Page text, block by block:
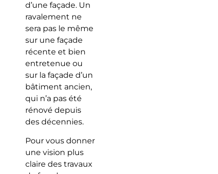
d’une façade. Un
ravalement ne
sera pas le même
sur une façade
récente et bien
entretenue ou
sur la façade d’un
bâtiment ancien,
qui n’a pas été
rénové depuis
des décennies.
Pour vous donner
une vision plus
claire des travaux